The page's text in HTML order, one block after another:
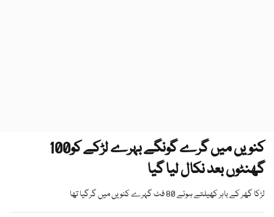
کنویں میں گرے گونگے بہرے لڑکے کو100
گھنٹوں بعد نکال لیا گیا
لڑکا گھر کے باہر کھیلتے ہوئے 80 فٹ گہرے کنویں میں گرگیا تھا